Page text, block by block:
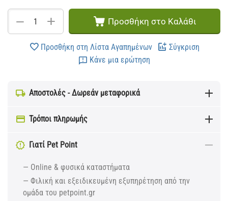
+
− Προσθήκη στο Καλάθι
Προσθήκη στη Λίστα Αγαπημένων
Σύγκριση
Κάνε μια ερώτηση
Αποστολές - Δωρεάν μεταφορικά
Τρόποι πληρωμής
Γιατί Pet Point
— Online & φυσικά καταστήματα
— Φιλική και εξειδικευμένη εξυπηρέτηση από την
ομάδα του petpoint.gr